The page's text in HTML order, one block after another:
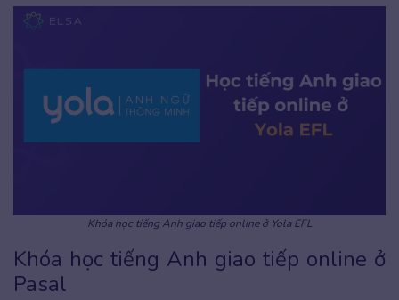
Khóa học tiếng Anh giao tiếp online ở Yola EFL
Khóa học tiếng Anh giao tiếp online ở
Pasal